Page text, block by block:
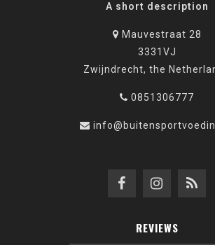
A short description
Mauvestraat 28
3331VJ
Zwijndrecht, the
0851306777
REVIEWS